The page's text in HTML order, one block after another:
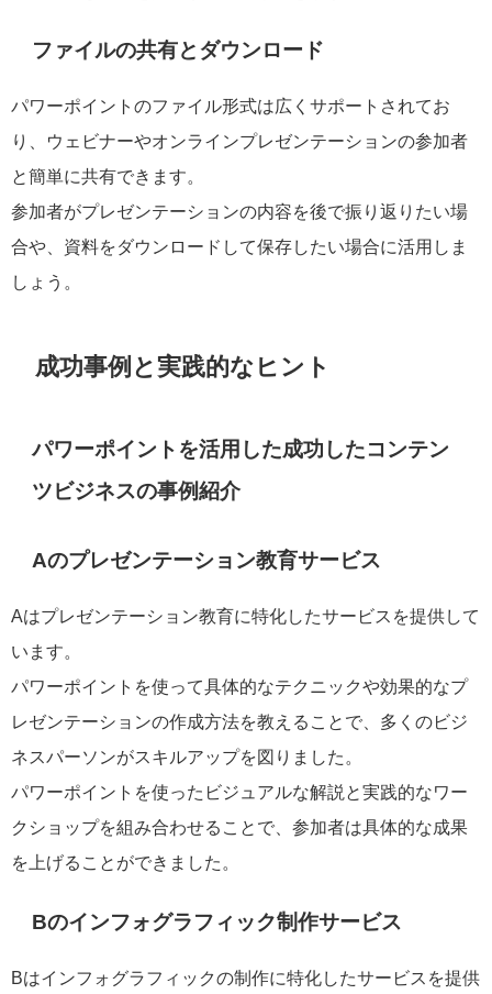
ファイルの共有とダウンロード
パワーポイントのファイル形式は広くサポートされてお
り、ウェビナーやオンラインプレゼンテーションの参加者
と簡単に共有できます。
参加者がプレゼンテーションの内容を後で振り返りたい場
合や、資料をダウンロードして保存したい場合に活用しま
しょう。
成功事例と実践的なヒント
パワーポイントを活用した成功したコンテン
ツビジネスの事例紹介
Aのプレゼンテーション教育サービス
Aはプレゼンテーション教育に特化したサービスを提供して
います。
パワーポイントを使って具体的なテクニックや効果的なプ
レゼンテーションの作成方法を教えることで、多くのビジ
ネスパーソンがスキルアップを図りました。
パワーポイントを使ったビジュアルな解説と実践的なワー
クショップを組み合わせることで、参加者は具体的な成果
を上げることができました。
Bのインフォグラフィック制作サービス
Bはインフォグラフィックの制作に特化したサービスを提供